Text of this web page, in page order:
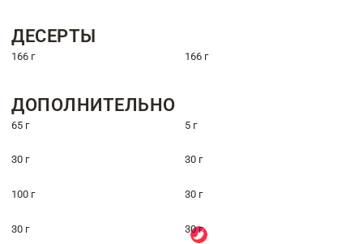
ДЕСЕРТЫ
166 г 166 г
ДОПОЛНИТЕЛЬНО
65 г 5 г
30 г 30 г
100 г 30 г
30 г 30 г